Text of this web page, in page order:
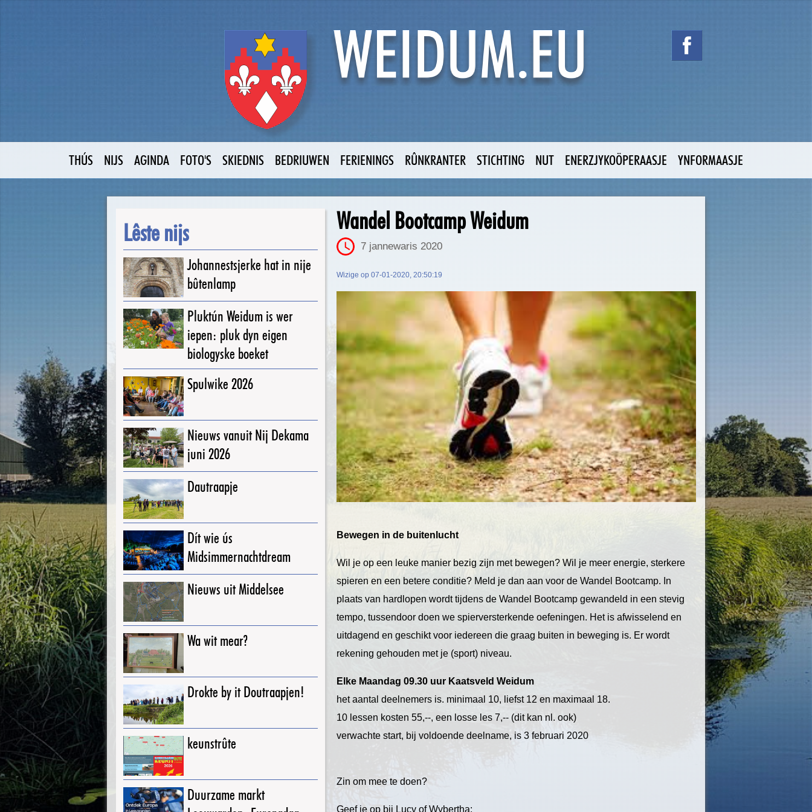
THÚS NIJS AGINDA FOTO'S SKIEDNIS BEDRIUWEN FERIENINGS RÛNKRANTER STICHTING NUT ENERZJYKOÖPERAASJE YNFORMAASJE
Lêste nijs
Johannestsjerke hat in nije
bûtenlamp
Pluktún Weidum is wer
iepen: pluk dyn eigen
biologyske boeket
Spulwike 2026
Nieuws vanuit Nij Dekama
juni 2026
Dautraapje
Dít wie ús
Midsimmernachtdream
Nieuws uit Middelsee
Wa wit mear?
Drokte by it Doutraapjen!
keunstrûte
Duurzame markt
Wandel Bootcamp Weidum
7 jannewaris 2020
Wizige op 07-01-2020, 20:50:19
Bewegen in de buitenlucht
Wil je op een leuke manier bezig zijn met bewegen? Wil je meer energie, sterkere
spieren en een betere conditie? Meld je dan aan voor de Wandel Bootcamp. In
plaats van hardlopen wordt tijdens de Wandel Bootcamp gewandeld in een stevig
tempo, tussendoor doen we spierversterkende oefeningen. Het is afwisselend en
uitdagend en geschikt voor iedereen die graag buiten in beweging is. Er wordt
rekening gehouden met je (sport) niveau.
Elke Maandag 09.30 uur Kaatsveld Weidum
het aantal deelnemers is. minimaal 10, liefst 12 en maximaal 18.
10 lessen kosten 55,--, een losse les 7,-- (dit kan nl. ook)
verwachte start, bij voldoende deelname, is 3 februari 2020
Zin om mee te doen?
Geef je op bij Lucy of Wybertha: